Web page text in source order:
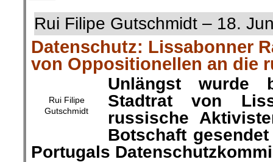
Rui Filipe Gutschmidt – 18.
Datenschutz: Lissabonner
von Oppositionellen an die
Rui Filipe
Gutschmidt
Unlängst wurde
Stadtrat von
russische
Botschaft
Portugals